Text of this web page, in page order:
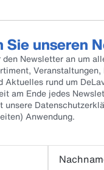
Sie unseren
Newsletter an um
rund um
am Ende jedes
unsere
Anwendung.